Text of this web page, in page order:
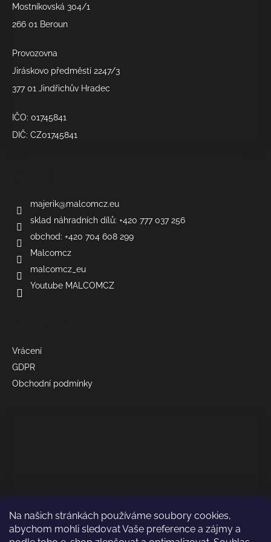
Na našich stránkách používáme soubory cookies,
abychom mohli sledovat Vaše preference a zájmy a
Mostníkovská 304/1
266 01 Beroun
Provozovna
Jiráskovo předměstí 2247/3
377 01 Jindřichův Hradec
IČO: 01745841
DIČ: CZ01745841
majerik@malcomcz.eu
sklad náhradních dílů: +420 777 037 256
obchod: +420 704 608 299
Malcomcz
malcomcz_eu
Youtube MALCOMCZ
Vrácení
GDPR
Obchodní podmínky